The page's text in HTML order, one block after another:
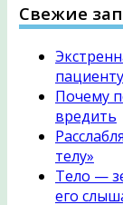
Свежие
Почему
вредить
телу»
Тело —
его